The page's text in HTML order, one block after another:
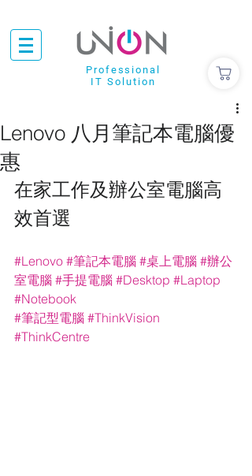
Professional
IT Solution
Lenovo 八月筆記本電腦優
惠
在家工作及辦公室電腦高
效首選
#Lenovo #筆記本電腦 #桌上電腦 #辦公
室電腦 #手提電腦 #Desktop #Laptop
#Notebook
#筆記型電腦 #ThinkVision
#ThinkCentre